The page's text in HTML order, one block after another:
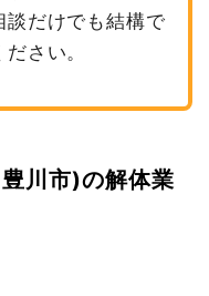
談だけでも結構で
さい。
川市)の解体業